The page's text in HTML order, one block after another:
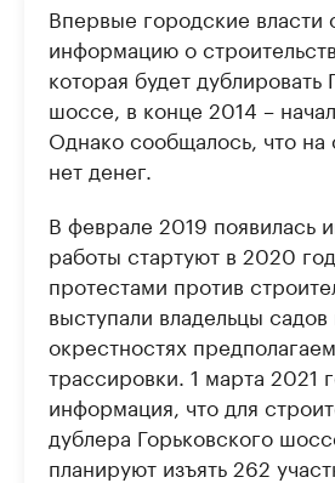
Впервые городские власти
информацию о
которая будет дублировать
шоссе, в конце 2014 –
Однако сообщалось, что на
нет денег.
В феврале 2019 появилась
работы стартуют в 2020
протестами против
выступали владельцы садов
окрестностях
трассировки. 1 марта 2021
информация, что для
дублера Горьковского
планируют изъять 262